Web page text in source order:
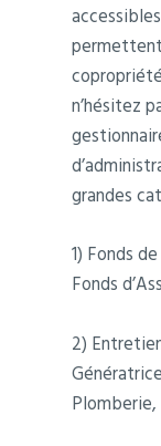
n’hésitez
grandes
1) Fonds
Fonds
2)